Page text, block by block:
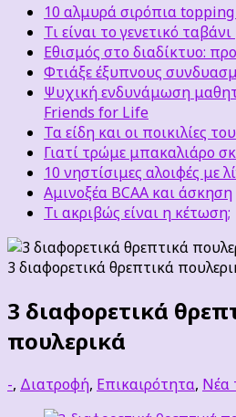
10 αλμυρά σιρόπια topping
Τι είναι το γενετικό
Εθισμός στο διαδίκτυο:
Φτιάξε έξυπνους
Ψυχική ενδυνάμωση
Friends for Life
Τα είδη και οι ποικιλίες
Γιατί τρώμε μπακαλιάρο
10 νηστίσιμες αλοιφές με
Αμινοξέα BCAA και άσκηση
Τι ακριβώς είναι η κέτωση;
3 διαφορετικά θρεπτικά
3 διαφορετικά
πουλερικά
-, Διατροφή, Επικαιρότητα, Νέα